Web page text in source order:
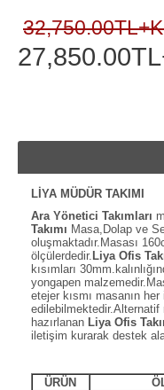
LİYA MÜDÜR TAKIMI
Ara Yönetici Takımları
Takımı Masa,Dolap ve
oluşmaktadır.Masası
ölçülerdedir. Liya Ofis
kısımları
yongapen
etejer kısmı masanın
hazırlanan Liya Ofis
iletişim kurarak destek
ÜRÜN